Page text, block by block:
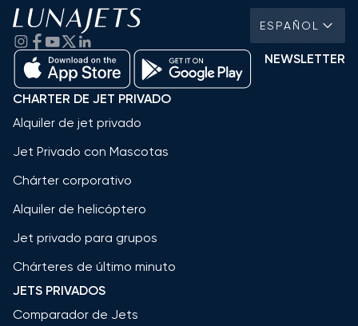
ESPAÑOL
NEWSLETTER
CHARTER DE JET PRIVADO
Alquiler de jet privado
Jet Privado con Mascotas
Chárter corporativo
Alquiler de helicóptero
Jet privado para grupos
Chárteres de último minuto
JETS PRIVADOS
Comparador de Jets